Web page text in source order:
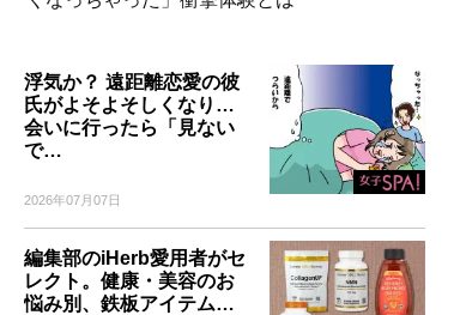
浮気か？ 遠距離恋愛の彼
氏がよそよそしくなり…
会いに行ったら「見ない
で…
2026年07月07日
編集部のiHerb愛用者がセ
レクト。健康・美容のお
悩み別、鉄板アイテム…